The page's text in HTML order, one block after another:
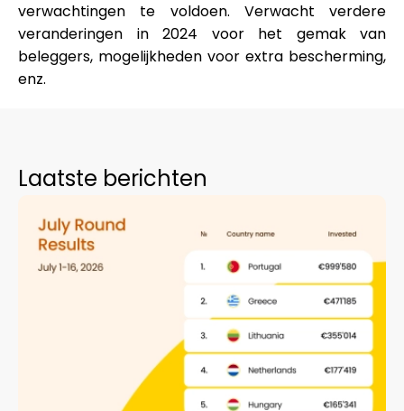
verwachtingen te voldoen. Verwacht verdere
veranderingen in 2024 voor het gemak van
beleggers, mogelijkheden voor extra bescherming,
enz.
Laatste berichten